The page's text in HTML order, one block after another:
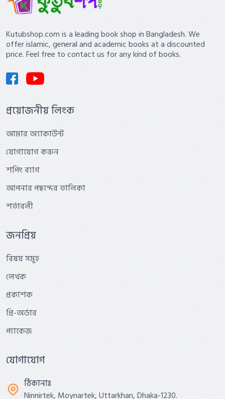
Kutubshop.com is a leading book shop in Bangladesh. We
offer islamic, general and academic books at a discounted
price. Feel free to contact us for any kind of books.
প্রয়োজনীয় লিংক
আমার অ্যাকাউন্ট
যোগাযোগ করুন
শপিং ব্যাগ
আপনার পছন্দের তালিকা
শর্তাবলী
জনপ্রিয়
বিষয় সমূহ
লেখক
প্রকাশক
প্রি-অর্ডার
প্যাকেজ
যোগাযোগ
ঠিকানাঃ
Ninnirtek, Moynartek, Uttarkhan, Dhaka-1230.